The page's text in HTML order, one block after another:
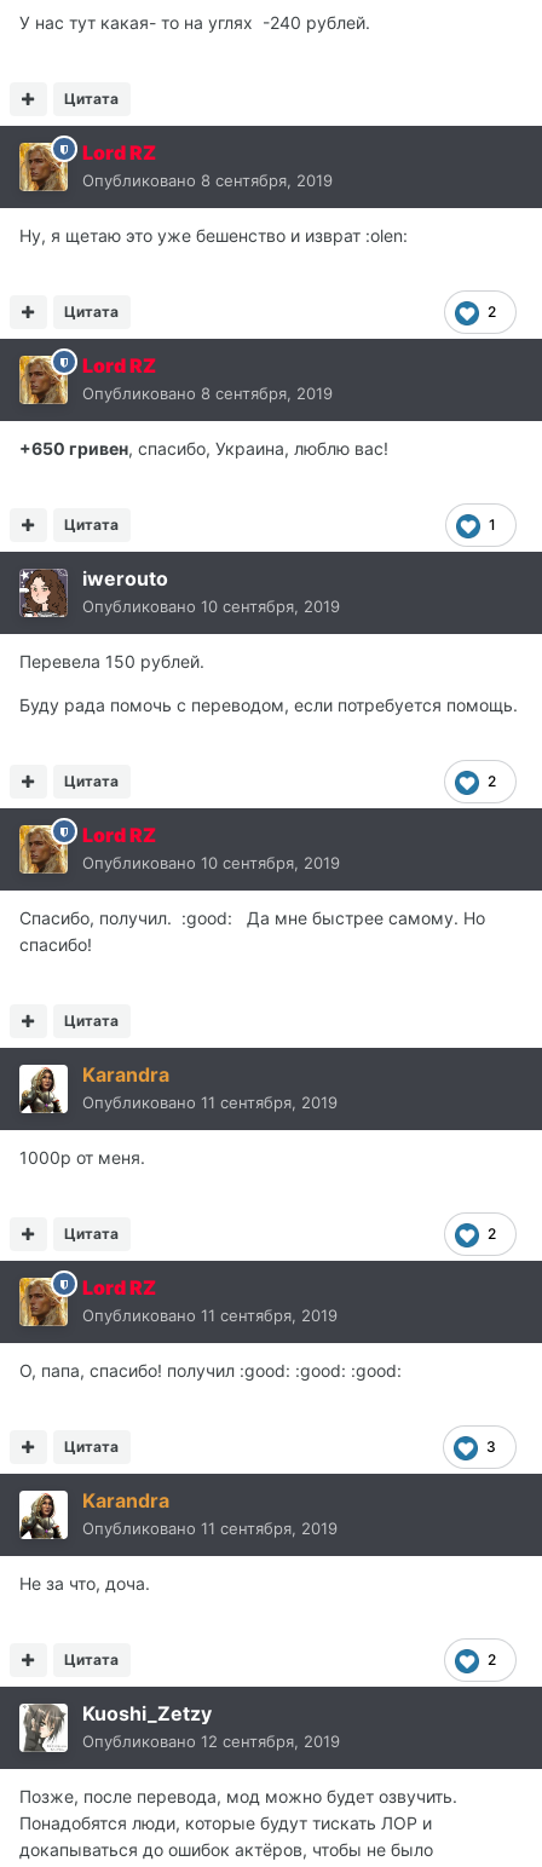
У нас тут какая- то на углях -240 рублей.
Цитата
Lord RZ
Опубликовано 8 сентября, 2019
Ну, я щетаю это уже бешенство и изврат :olen:
2
Цитата
Lord RZ
Опубликовано 8 сентября, 2019
+650 гривен, спасибо, Украина, люблю вас!
1
Цитата
iwerouto
Опубликовано 10 сентября, 2019
Перевела 150 рублей.
Буду рада помочь с переводом, если потребуется помощь.
2
Цитата
Lord RZ
Опубликовано 10 сентября, 2019
Спасибо, получил. :good: Да мне быстрее самому. Но
спасибо!
Цитата
Karandra
Опубликовано 11 сентября, 2019
1000р от меня.
2
Цитата
Lord RZ
Опубликовано 11 сентября, 2019
О, папа, спасибо! получил :good: :good: :good:
3
Цитата
Karandra
Опубликовано 11 сентября, 2019
Не за что, доча.
2
Цитата
Kuoshi_Zetzy
Опубликовано 12 сентября, 2019
Позже, после перевода, мод можно будет озвучить.
Понадобятся люди, которые будут тискать ЛОР и
докапываться до ошибок актёров, чтобы не было